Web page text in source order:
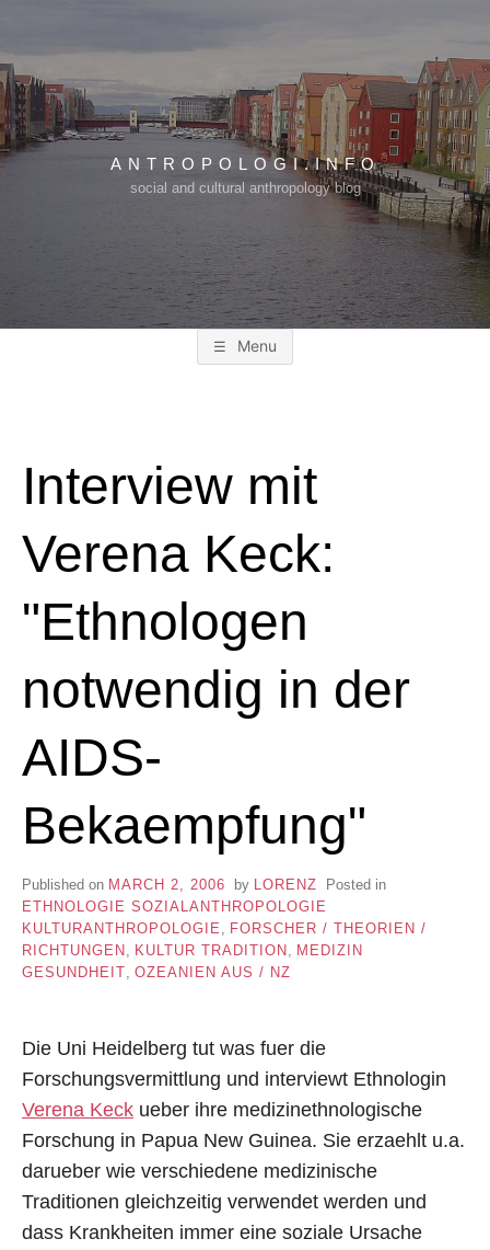
content
ANTROPOLOGI.INFO
social and cultural anthropology blog
Menu
Interview mit
Verena Keck:
"Ethnologen
notwendig in der
AIDS-
Bekaempfung"
Published on MARCH 2, 2006 by LORENZ
Posted in
ETHNOLOGIE SOZIALANTHROPOLOGIE
KULTURANTHROPOLOGIE
FORSCHER / THEORIEN /
RICHTUNGEN
KULTUR TRADITION
MEDIZIN
GESUNDHEIT OZEANIEN AUS / NZ
Die Uni Heidelberg tut was fuer die
Forschungsvermittlung und interviewt Ethnologin
Verena Keck ueber ihre medizinethnologische
Forschung in Papua New Guinea. Sie erzaehlt u.a.
darueber wie verschiedene medizinische
Traditionen gleichzeitig verwendet werden und
dass Krankheiten immer eine soziale Ursache